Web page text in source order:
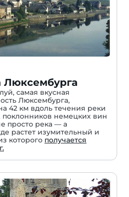
Люксембурга
самая вкусная
Люксембурга,
42 км вдоль течения реки
немецких вин
просто река — а
растет изумительный и
которого получается